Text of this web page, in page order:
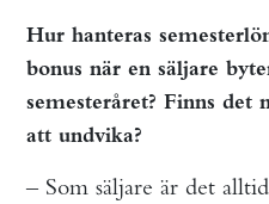
Hur hanteras
bonus när en säljare
semesteråret? Finns
att undvika?
– Som säljare är det